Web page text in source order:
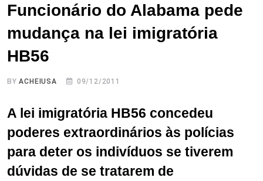
Funcionário do Alabama pede
mudança na lei imigratória
HB56
BYACHEIUSA 09/12/2011
A lei imigratória HB56 concedeu
poderes extraordinários às polícias
para deter os indivíduos se tiverem
dúvidas de se tratarem de